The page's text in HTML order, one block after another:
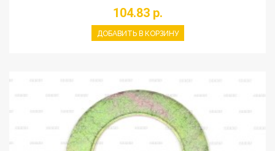
104.83 р.
ДОБАВИТЬ В КОРЗИНУ